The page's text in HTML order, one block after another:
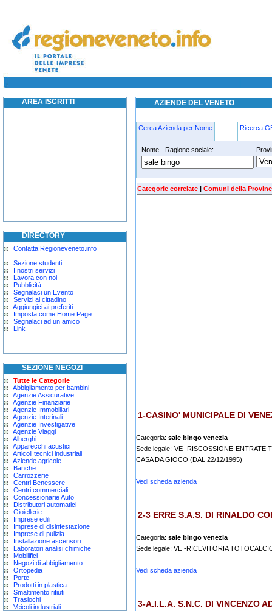
Sale Bingo venezia
AREA ISCRITTI
DIRECTORY
Contatta Regioneveneto.info
Sezione studenti
I nostri servizi
Lavora con noi
Pubblicità
Segnalaci un Evento
Servizi al cittadino
Aggiungici ai preferiti
Imposta come Home Page
Segnalaci ad un amico
Link
SEZIONE NEGOZI
Tutte le Categorie
Abbigliamento per bambini
Agenzie Assicurative
Agenzie Finanziarie
Agenzie Immobiliari
Agenzie Interinali
Agenzie Investigative
Agenzie Viaggi
Alberghi
Apparecchi acustici
Articoli tecnici industriali
Aziende agricole
Banche
Carrozzerie
Centri Benessere
Centri commerciali
Concessionarie Auto
Distributori automatici
Gioiellerie
Imprese edili
Imprese di disinfestazione
Imprese di pulizia
Installazione ascensori
Laboratori analisi chimiche
Mobilifici
Negozi di abbigliamento
Ortopedia
Porte
Prodotti in plastica
Smaltimento rifiuti
Traslochi
Veicoli industriali
AZIENDE DEL VENETO
Cerca Azienda per Nome Ricerca
Nome - Ragione sociale:
Sale Bingo venezia
Categorie correlate | Comuni della
1-CASINO' MUNICIPALE DI
Categoria: sale bingo venezia
Sede legale: VE -RISCOSSIONE ENTRATE
CASA DA GIOCO (DAL 22/12/1995)
Vedi scheda azienda
2-3 ERRE S.A.S. DI RINALDO
Categoria: sale bingo venezia
Sede legale: VE -RICEVITORIA
Vedi scheda azienda
3-A.I.L.A. S.N.C. DI VINCENZO